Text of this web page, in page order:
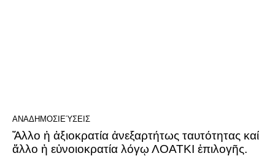
ΑΝΑΔΗΜΟΣΙΕΎΣΕΙΣ
Ἄλλο ἡ ἀξιοκρατία ἀνεξαρτήτως ταυτότητας καί
ἄλλο ἡ εὐνοιοκρατία λόγῳ ΛΟΑΤΚΙ ἐπιλογῆς.